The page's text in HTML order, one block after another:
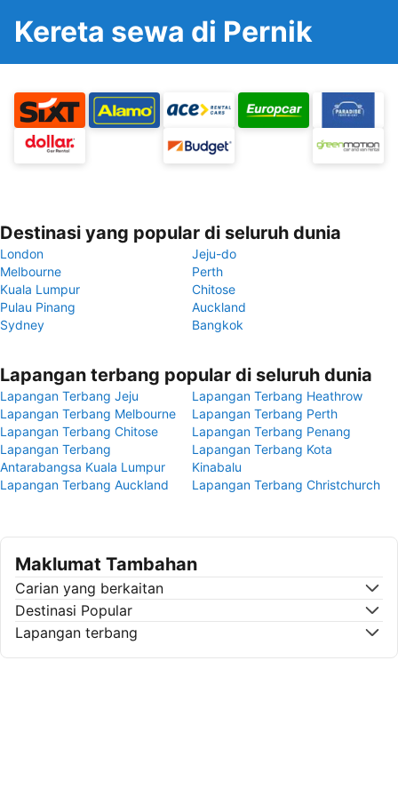
Kereta sewa di Pernik
Destinasi yang popular di seluruh dunia
London
Jeju-do
Melbourne
Perth
Kuala Lumpur
Chitose
Pulau Pinang
Auckland
Sydney
Bangkok
Lapangan terbang popular di seluruh dunia
Lapangan Terbang Jeju
Lapangan Terbang Heathrow
Lapangan Terbang Melbourne
Lapangan Terbang Perth
Lapangan Terbang Chitose
Lapangan Terbang Penang
Lapangan Terbang
Antarabangsa Kuala Lumpur
Lapangan Terbang Kota
Kinabalu
Lapangan Terbang Auckland
Lapangan Terbang Christchurch
Maklumat Tambahan
Carian yang berkaitan
Destinasi Popular
Lapangan terbang